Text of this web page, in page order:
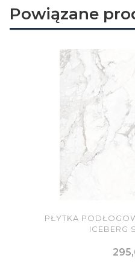
Powiązane
PŁYTKA
ICEBERG